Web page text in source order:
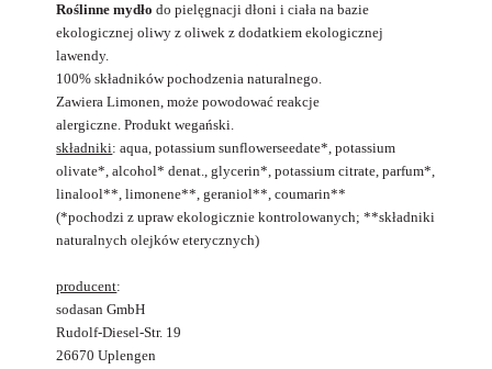
Roślinne mydło do pielęgnacji dłoni i ciała na bazie
ekologicznej oliwy z oliwek z dodatkiem ekologicznej
lawendy.
100% składników pochodzenia naturalnego.
Zawiera Limonen, może powodować reakcje
alergiczne. Produkt wegański.
składniki: aqua, potassium sunflowerseedate*, potassium
olivate*, alcohol* denat., glycerin*, potassium citrate, parfum*,
linalool**, limonene**, geraniol**, coumarin**
(*pochodzi z upraw ekologicznie kontrolowanych; **składniki
naturalnych olejków eterycznych)
producent:
sodasan GmbH
Rudolf-Diesel-Str. 19
26670 Uplengen